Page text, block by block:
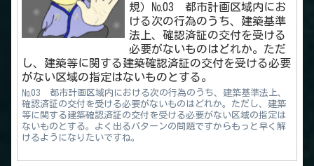
規）№03 都市計画区域内にお
ける次の行為のうち、建築基準
法上、確認済証の交付を受ける
必要がないものはどれか。ただ
し、建築等に関する建築確認済証の交付を受ける必要
がない区域の指定はないものとする。
№03 都市計画区域内における次の行為のうち、建築基準法上、
確認済証の交付を受ける必要がないものはどれか。ただし、建築
等に関する建築確認済証の交付を受ける必要がない区域の指定は
ないものとする。よく出るパターンの問題ですからもっと早く解
けるようになりたいですね。